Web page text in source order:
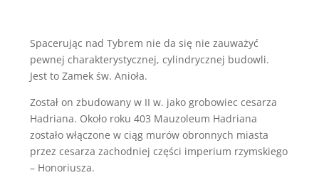
Spacerując nad Tybrem nie da się nie zauważyć
pewnej charakterystycznej, cylindrycznej budowli.
Jest to Zamek św. Anioła.
Został on zbudowany w II w. jako grobowiec cesarza
Hadriana. Około roku 403 Mauzoleum Hadriana
zostało włączone w ciąg murów obronnych miasta
przez cesarza zachodniej części imperium rzymskiego
– Honoriusza.